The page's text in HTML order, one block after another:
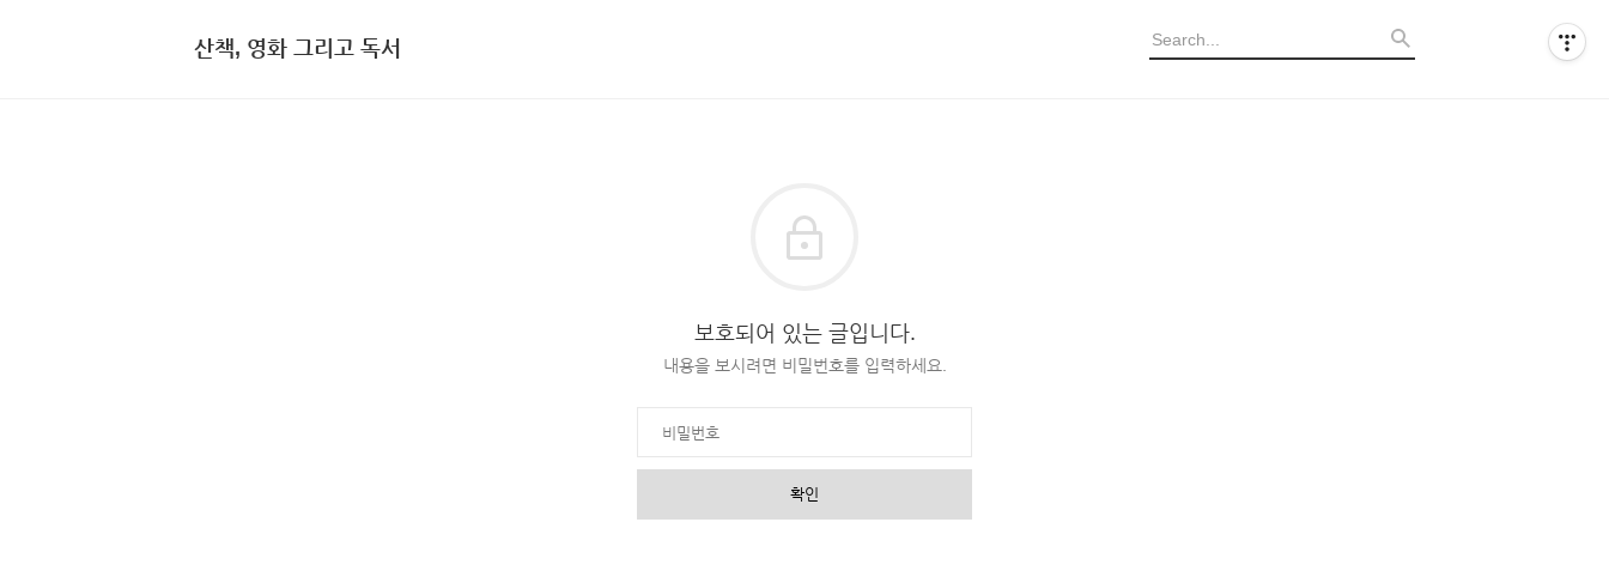
산책, 영화 그리고 독서
보호되어 있는 글입니다.
내용을 보시려면 비밀번호를 입력하세요.
확인